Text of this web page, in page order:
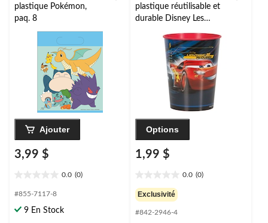
plastique Pokémon,
paq. 8
Ajouter
3,99 $
0.0 (0)
étoile(s)
5.
#855-7117-8
9 En Stock
plastique réutilisable et
durable Disney Les
Options
1,99 $
0.0 (0)
étoile(s)
sur
5.
Exclusivité
#842-2946-4